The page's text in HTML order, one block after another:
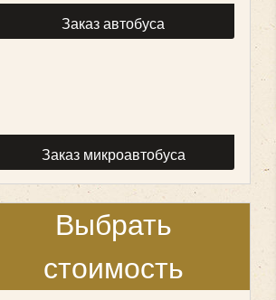
Заказ автобуса
Заказ микроавтобуса
Выбрать
стоимость